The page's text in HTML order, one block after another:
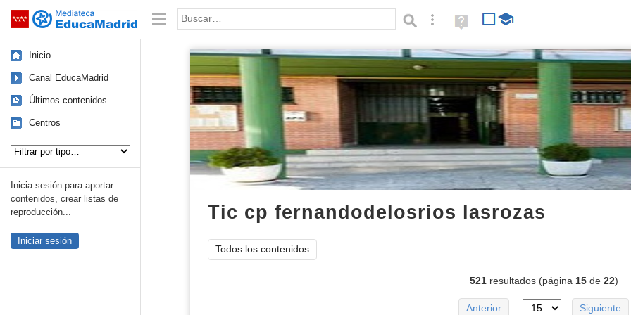
Saltar navegación Palabra o frase: Búsqueda avanzada
Ayuda
(en
nueva)
Inicio
Canal EducaMadrid
Últimos contenidos
Centros
Inicia sesión para aportar
contenidos, crear listas de
reproducción...
Iniciar sesión
Tic cp fernandodelosrios lasrozas
Todos los contenidos
521resultados (página 15de 22)
Anterior Siguiente